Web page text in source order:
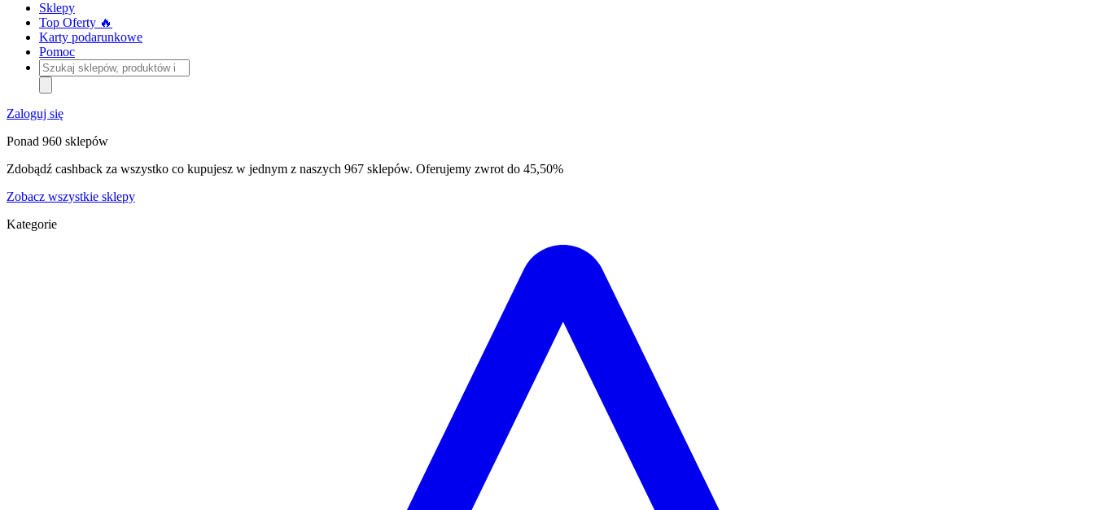
Sklepy
Top Oferty 🔥
Karty podarunkowe
Pomoc
Szukaj
sklepów,
produktów
i
kategorii
Zaloguj się
Ponad 960 sklepów
Zdobądź cashback za wszystko co kupujesz w jednym z naszych 967 sklepów. Oferujemy zwrot do 45,50%
Zobacz wszystkie sklepy
Kategorie